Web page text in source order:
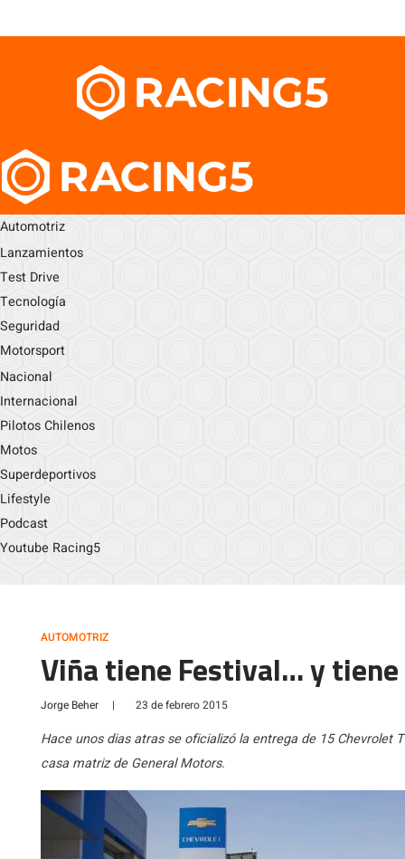
Automotriz
Lanzamientos
Test Drive
Tecnología
Seguridad
Motorsport
Nacional
Internacional
Pilotos Chilenos
Motos
Superdeportivos
Lifestyle
Podcast
Youtube Racing5
AUTOMOTRIZ
Viña tiene Festival… y
Jorge Beher | 23 de febrero 2015
Hace unos dias atras se oficializó la entrega de 15 Chevrolet
casa matriz de General Motors.